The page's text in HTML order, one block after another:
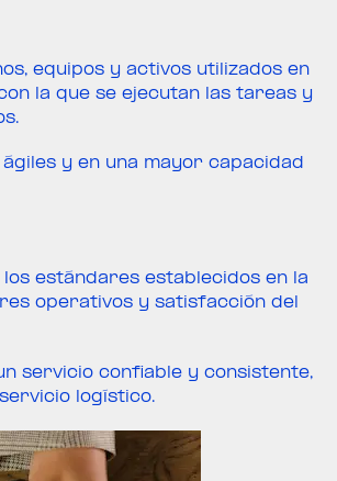
equipos y activos utilizados en
la que se ejecutan las tareas y
y en una mayor capacidad
estándares establecidos en la
operativos y satisfacción del
servicio confiable y consistente,
logístico.